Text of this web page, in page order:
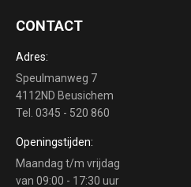
CONTACT
Adres:
Speulmanweg 7
4112ND Beusichem
Tel. 0345 - 520 860
Openingstijden:
Maandag t/m vrijdag
van 09:00 - 17:30 uur